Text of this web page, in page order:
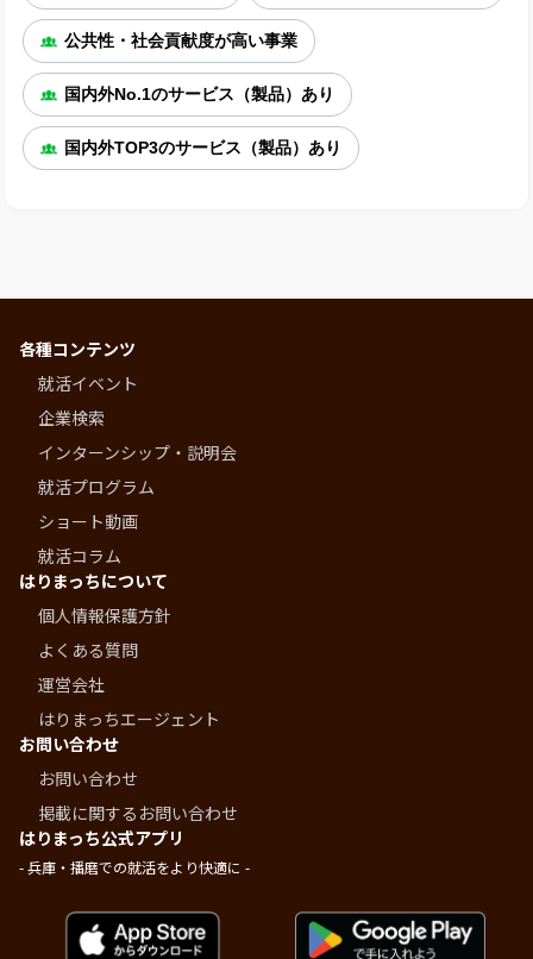
公共性・社会貢献度が高い事業
国内外No.1のサービス（製品）あり
国内外TOP3のサービス（製品）あり
各種コンテンツ
就活イベント
企業検索
インターンシップ・説明会
就活プログラム
ショート動画
就活コラム
はりまっちについて
個人情報保護方針
よくある質問
運営会社
はりまっちエージェント
お問い合わせ
お問い合わせ
掲載に関するお問い合わせ
はりまっち公式アプリ
- 兵庫・播磨での就活をより快適に -